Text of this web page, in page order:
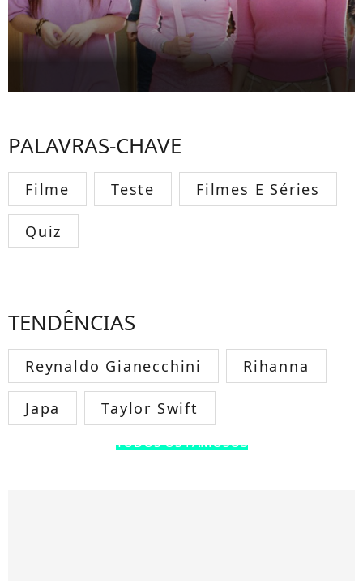
PALAVRAS-CHAVE
Filme Teste Filmes E Séries
Quiz
TENDÊNCIAS
Reynaldo Gianecchini Rihanna
Japa Taylor Swift
TODOS OS FAMOSOS